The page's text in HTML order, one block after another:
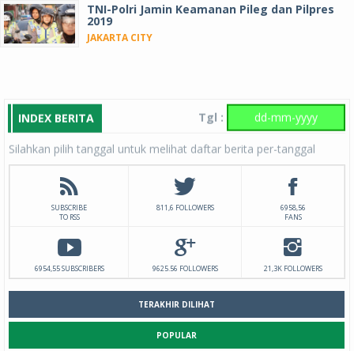
TNI-Polri Jamin Keamanan Pileg dan Pilpres
2019
JAKARTA CITY
INDEX BERITA Tgl :
Silahkan pilih tanggal untuk melihat daftar berita per-tanggal
SUBSCRIBE
TO RSS
811,6 FOLLOWERS
6958,56
FANS
6954,55 SUBSCRIBERS 9625.56 FOLLOWERS 21,3K FOLLOWERS
TERAKHIR DILIHAT
POPULAR